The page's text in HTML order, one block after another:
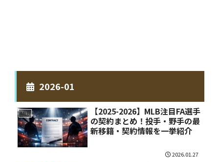
2026-01
MLB
【2025-2026】MLB注目FA選手
の契約まとめ！投手・野手の最
新移籍・契約情報を一挙紹介
2026.01.27